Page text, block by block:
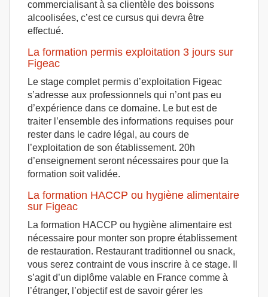
commercialisant à sa clientèle des boissons
alcoolisées, c’est ce cursus qui devra être
effectué.
La formation permis exploitation 3 jours sur
Figeac
Le stage complet permis d’exploitation Figeac
s’adresse aux professionnels qui n’ont pas eu
d’expérience dans ce domaine. Le but est de
traiter l’ensemble des informations requises pour
rester dans le cadre légal, au cours de
l’exploitation de son établissement. 20h
d’enseignement seront nécessaires pour que la
formation soit validée.
La formation HACCP ou hygiène alimentaire
sur Figeac
La formation HACCP ou hygiène alimentaire est
nécessaire pour monter son propre établissement
de restauration. Restaurant traditionnel ou snack,
vous serez contraint de vous inscrire à ce stage. Il
s’agit d’un diplôme valable en France comme à
l’étranger, l’objectif est de savoir gérer les